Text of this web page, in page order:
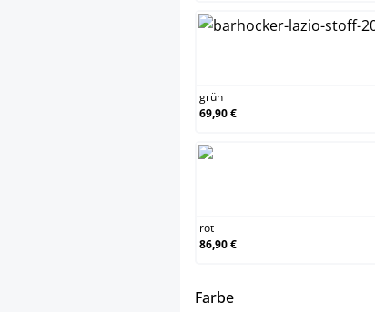
grün
69,90 €
rot
86,90 €
Farbeauswählen